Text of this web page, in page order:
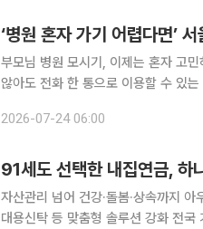
‘병원 혼자 가기 어렵다면’
부모님 병원 모시기, 이제는 혼자 고민하지 마세요 지난주에는 스마트폰
않아도 전화 한 통으로 이용할 수 있
들은 직장 때문에 시간을 내기 어렵고
2026-07-24 06:00
91세도 선택한 내집연금, 하
자산관리 넘어 건강·돌봄·상속까지
대용신탁 등 맞춤형 솔루션 강화 전